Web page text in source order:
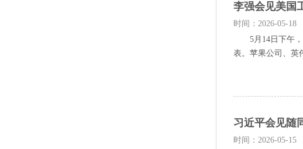
李强会见美国
时间：2026-05-18
5月14日下午，
表。苹果公司、英
习近平会见随
时间：2026-05-15